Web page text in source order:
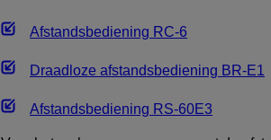
Afstandsbediening RC-6
Draadloze afstandsbediening BR-E1
Afstandsbediening RS-60E3